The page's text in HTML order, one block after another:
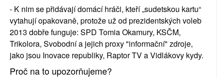
- K nim se přidávají domácí hráči, kteří „sudetskou kartu“
vytahují opakovaně, protože už od prezidentských voleb
2013 dobře funguje: SPD Tomia Okamury, KSČM,
Trikolora, Svobodní a jejich proxy "informační" zdroje,
jako jsou Inovace republiky, Raptor TV a Vidlákovy kydy.
Proč na to upozorňujeme?